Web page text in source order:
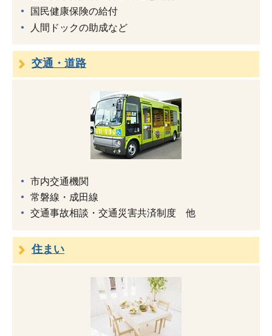
国民健康保険の給付
人間ドックの助成など
交通・道路
市内交通機関
常磐線・成田線
交通事故相談・交通災害共済制度 他
住まい